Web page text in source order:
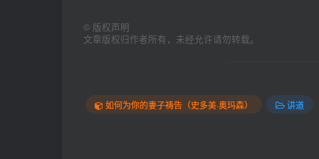
© 版权声明
文章版权归作者所有，未经允许请勿转载。
如何为你的妻子祷告（史多美·奥玛森） 讲道